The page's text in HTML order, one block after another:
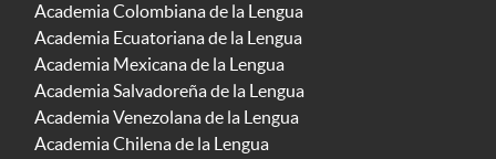
Academia Colombiana de la Lengua
Academia Ecuatoriana de la Lengua
Academia Mexicana de la Lengua
Academia Salvadoreña de la Lengua
Academia Venezolana de la Lengua
Academia Chilena de la Lengua